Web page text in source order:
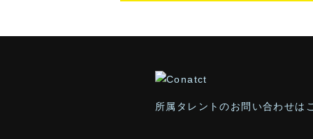
所属タレントのお問い合わせは